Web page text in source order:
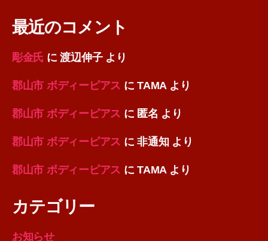
最近のコメント
彫金氏 に渡辺伸子より
郡山市 ボディーピアス にTAMAより
郡山市 ボディーピアス に 匿名 より
郡山市 ボディーピアス に非通知 より
郡山市 ボディーピアス にTAMAより
カテゴリー
お知らせ